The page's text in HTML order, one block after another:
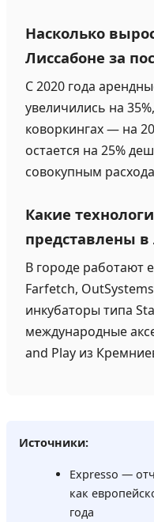
Насколько
Лиссабоне за
С 2020 года
увеличились на
коворкингах — на
остается на 25%
совокупным
Какие
представлены в
В городе работают
Farfetch,
инкубаторы типа
международные
and Play из
Источники:
Expresso —
как
года